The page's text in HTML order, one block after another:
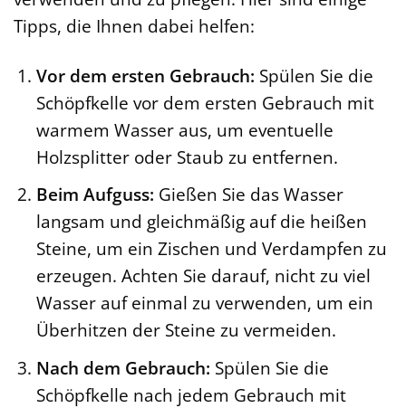
Tipps, die Ihnen dabei helfen:
Vor dem ersten Gebrauch: Spülen Sie die
Schöpfkelle vor dem ersten Gebrauch mit
warmem Wasser aus, um eventuelle
Holzsplitter oder Staub zu entfernen.
Beim Aufguss: Gießen Sie das Wasser
langsam und gleichmäßig auf die heißen
Steine, um ein Zischen und Verdampfen zu
erzeugen. Achten Sie darauf, nicht zu viel
Wasser auf einmal zu verwenden, um ein
Überhitzen der Steine zu vermeiden.
Nach dem Gebrauch: Spülen Sie die
Schöpfkelle nach jedem Gebrauch mit